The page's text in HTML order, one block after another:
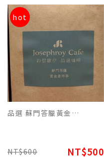
hot
品選 蘇門答臘黃金曼特寧原豆(227g) 品飲滑順濃郁香醇 焦香回甘好咖啡
NT$600 NT$500